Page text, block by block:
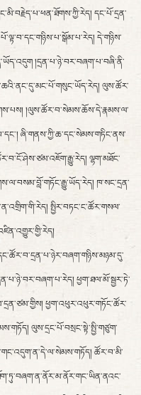
དང་པོ་དྲན་
དེ་གཉིས་
།དྲན་པ་ཉེ་བར་བཞག་པ་བཞི་ནི་
ལུས་ཚོར་
།ལུས་ཚོར་བ་སེམས་ཆོས་དེ་རྣམས་ལ་
ཞི་གནས་ཀྱི་ཆ་དང་སེམས་གཏིང་ནས་
ལྷག་མཐོང་
ཁ་སང་དྲན་
སྤྱིར་བཏང་ང་ཚོར་གསལ་
ཕྱག་ཐལ་མོ་སྦྱར་ཏེ་
ཕྱག་འཕུར་འཕུར་གཏོང་ཚོར་
ལུས་དྲང་པོ་བསྲང་སྟེ་སྤྱི་གཙུག་
ཚོར་བ་མི་